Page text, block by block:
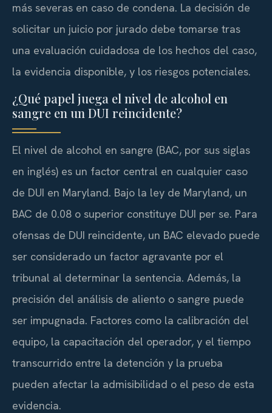
más severas en caso de condena. La decisión de
solicitar un juicio por jurado debe tomarse tras
una evaluación cuidadosa de los hechos del caso,
la evidencia disponible, y los riesgos potenciales.
¿Qué papel juega el nivel de alcohol en
sangre en un DUI reincidente?
El nivel de alcohol en sangre (BAC, por sus siglas
en inglés) es un factor central en cualquier caso
de DUI en Maryland. Bajo la ley de Maryland, un
BAC de 0.08 o superior constituye DUI per se. Para
ofensas de DUI reincidente, un BAC elevado puede
ser considerado un factor agravante por el
tribunal al determinar la sentencia. Además, la
precisión del análisis de aliento o sangre puede
ser impugnada. Factores como la calibración del
equipo, la capacitación del operador, y el tiempo
transcurrido entre la detención y la prueba
pueden afectar la admisibilidad o el peso de esta
evidencia.